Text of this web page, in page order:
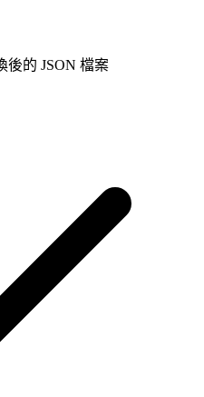
後的 JSON 檔案